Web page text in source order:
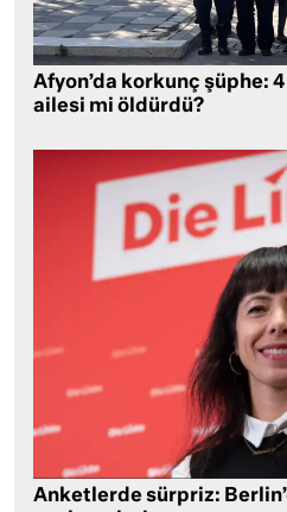
Afyon’da korkunç şüphe:
ailesi mi öldürdü?
Anketlerde sürpriz: